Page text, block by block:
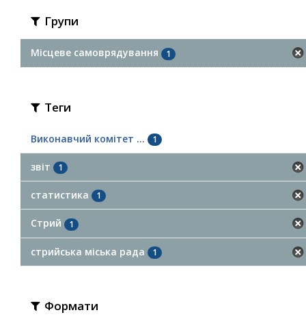
Групи
Місцеве самоврядування 1
Теги
Виконавчий комітет ... 1
звіт 1
статистика 1
Стрий 1
стрийська міська рада 1
Формати